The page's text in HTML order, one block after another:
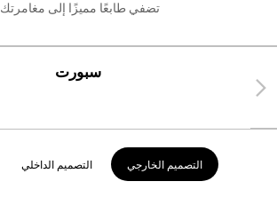
تضفي طابعًا مميزًا إلى مغامرتك.
Previous
سبورت
التصميم الخارجي التصميم الداخلي